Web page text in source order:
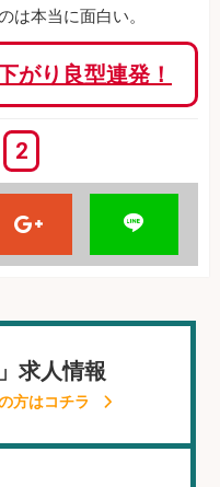
は本当に面白い。
がり良型連発！
2
求人情報
方はコチラ